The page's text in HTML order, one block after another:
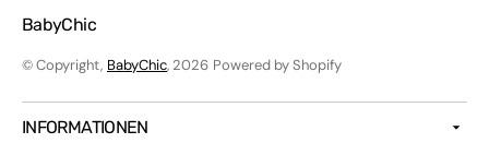
BabyChic
© Copyright, BabyChic, 2026 Powered by Shopify
INFORMATIONEN